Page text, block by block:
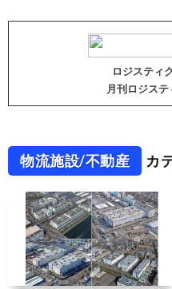
ロジスティ
月刊ロジス
物流施設/不動産 カ